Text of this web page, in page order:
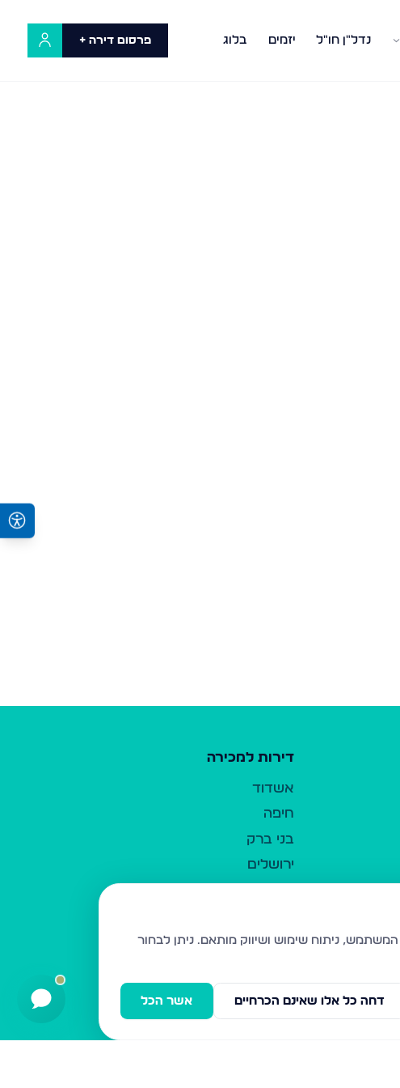
נדל"ן חו"ל יזמים בלוג פרסום דירה +
דירות למכירה
אשדוד
חיפה
בני ברק
ירושלים
בית שמש
ביתר עילית
ניתן לבחור
אשר הכל דחה כל אלו שאינם הכרחיים